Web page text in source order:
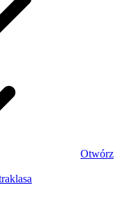
Otwórz